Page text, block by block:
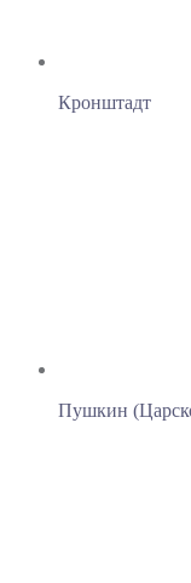
Кронштадт
Пушкин